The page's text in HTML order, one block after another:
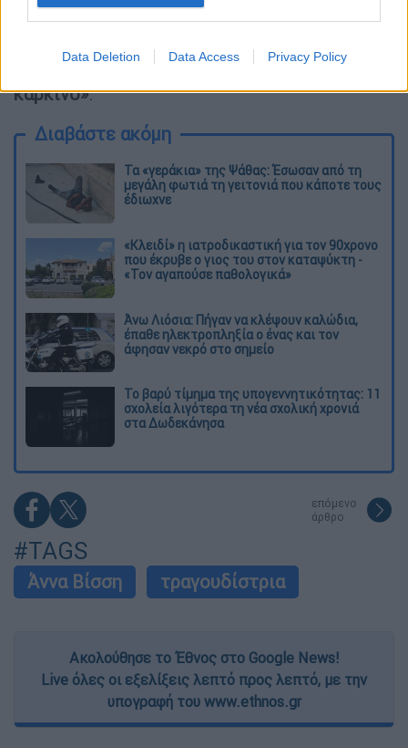
Data Deletion Data Access Privacy Policy
Υπενθυμίζουμε ότιμέρος των εσόδων της
συναυλίας θα διατεθεί για τους σκοπούς του
«ΕΛΠΙΔΑ-Σύλλογος Φίλων Παιδιών με
καρκίνο».
Διαβάστε ακόμη
Τα «γεράκια» της Ψάθας: Έσωσαν από τη
μεγάλη φωτιά τη γειτονιά που κάποτε τους
έδιωχνε
«Κλειδί» η ιατροδικαστική για τον 90χρονο
που έκρυβε ο γιος του στον καταψύκτη -
«Τον αγαπούσε παθολογικά»
Άνω Λιόσια: Πήγαν να κλέψουν καλώδια,
έπαθε ηλεκτροπληξία ο ένας και τον
άφησαν νεκρό στο σημείο
Το βαρύ τίμημα της υπογεννητικότητας: 11
σχολεία λιγότερα τη νέα σχολική χρονιά
στα Δωδεκάνησα
επόμενο
άρθρο
#TAGS
Άννα Βίσση τραγουδίστρια
Ακολούθησε το Έθνος στο Google News!
Live όλες οι εξελίξεις λεπτό προς λεπτό, με την
υπογραφή του www.ethnos.gr